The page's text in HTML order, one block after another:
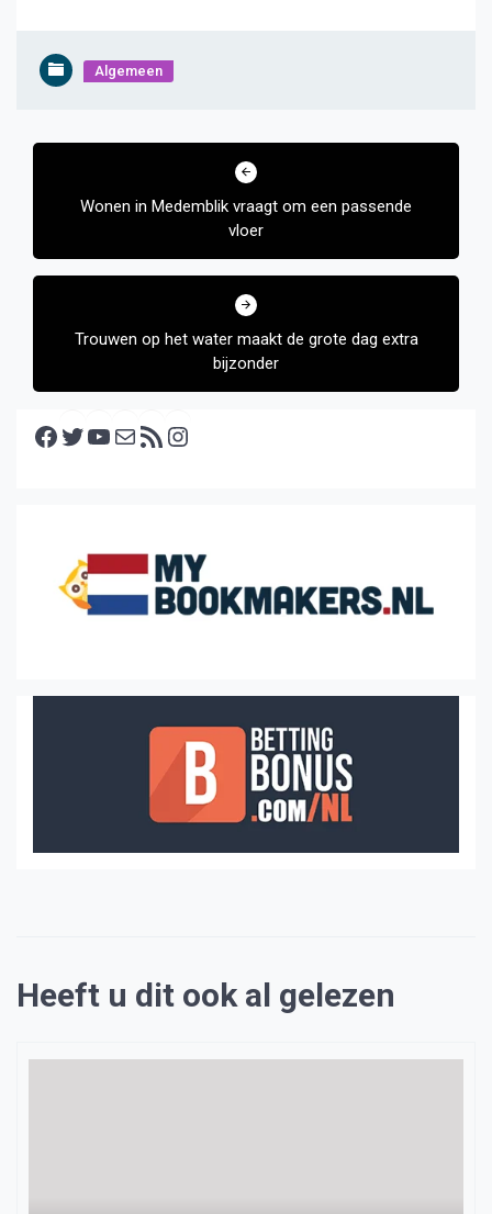
Algemeen
Bericht
Wonen in Medemblik vraagt om een passende
vloer
Trouwen op het water maakt de grote dag extra
bijzonder
Facebook Twitter YouTube E-mail RSS feed
Heeft u dit ook al gelezen